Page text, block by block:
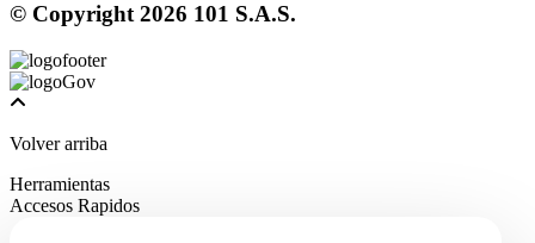
© Copyright2026 101 S.A.S.
Volver arriba
Herramientas
Accesos Rapidos